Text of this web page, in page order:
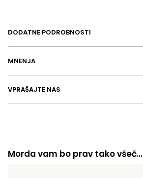
DODATNE PODROBNOSTI
MNENJA
VPRAŠAJTE NAS
Morda vam bo prav tako všeč…